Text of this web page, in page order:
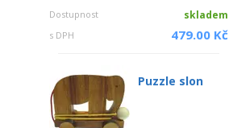
Dostupnost skladem
s DPH 479.00 Kč
Puzzle slon